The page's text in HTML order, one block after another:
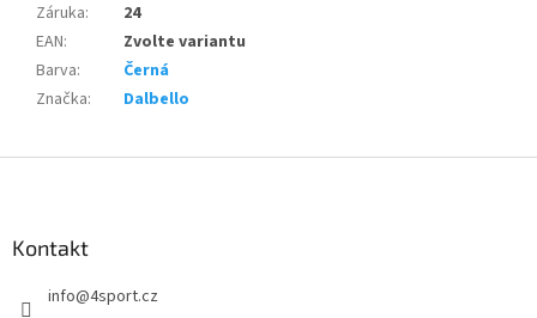
Záruka:
24
EAN:
Zvolte variantu
Barva:
Černá
Značka: Dalbello
Kontakt
info@4sport.cz